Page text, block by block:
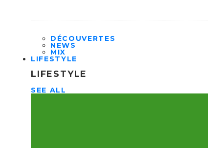
DÉCOUVERTES
NEWS
MIX
LIFESTYLE
LIFESTYLE
SEE ALL